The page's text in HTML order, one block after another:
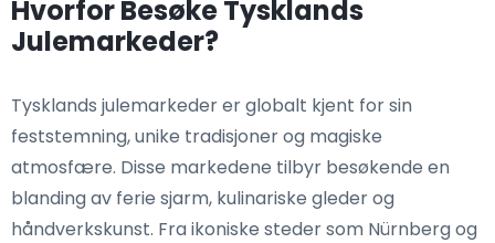
Hvorfor Besøke Tysklands
Julemarkeder?
Tysklands julemarkeder er globalt kjent for sin
feststemning, unike tradisjoner og magiske
atmosfære. Disse markedene tilbyr besøkende en
blanding av ferie sjarm, kulinariske gleder og
håndverkskunst. Fra ikoniske steder som Nürnberg og